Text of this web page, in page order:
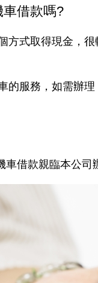
借款嗎?
式取得現金，
的服務，如需辦
借款親臨本公司